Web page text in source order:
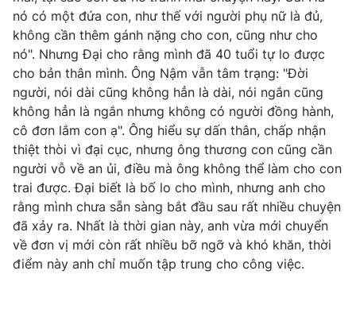
nó có một đứa con, như thế với người phụ nữ là đủ,
không cần thêm gánh nặng cho con, cũng như cho
nó". Nhưng Đại cho rằng mình đã 40 tuổi tự lo được
cho bản thân mình. Ông Nậm vẫn tâm trạng: "Đời
người, nói dài cũng không hẳn là dài, nói ngắn cũng
không hẳn là ngắn nhưng không có người đồng hành,
cô đơn lắm con ạ". Ông hiểu sự dấn thân, chấp nhận
thiệt thòi vì đại cục, nhưng ông thương con cũng cần
người vỗ về an ủi, điều mà ông không thể làm cho con
trai được. Đại biết là bố lo cho mình, nhưng anh cho
rằng mình chưa sẵn sàng bắt đầu sau rất nhiều chuyện
đã xảy ra. Nhất là thời gian này, anh vừa mới chuyển
về đơn vị mới còn rất nhiều bỡ ngỡ và khó khăn, thời
điểm này anh chỉ muốn tập trung cho công việc.